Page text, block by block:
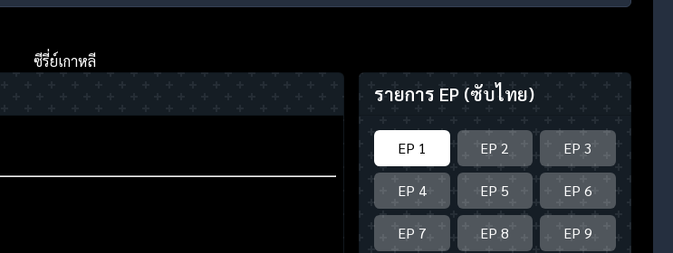
ซีรี่ย์เกาหลี
รายการ EP (ซับไทย)
EP 1 EP 2 EP 3
EP 4 EP 5 EP 6
EP 7 EP 8 EP 9